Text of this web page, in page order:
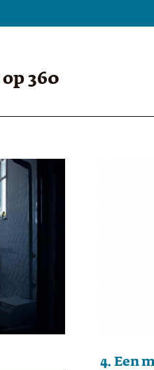
op 360